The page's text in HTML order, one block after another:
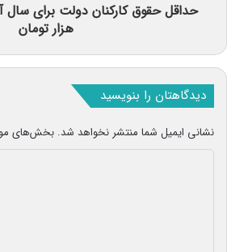
هزار تومان
دیدگاهتان را بنویسید
نشانی ایمیل شما منتشر نخواهد شد. بخش‌های